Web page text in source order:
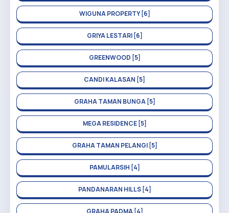
WIGUNA PROPERTY [6]
GRIYA LESTARI [6]
GREENWOOD [5]
CANDI KALASAN [5]
GRAHA TAMAN BUNGA [5]
MEGA RESIDENCE [5]
GRAHA TAMAN PELANGI [5]
PAMULARSIH [4]
PANDANARAN HILLS [4]
GRAHA PADMA [4]